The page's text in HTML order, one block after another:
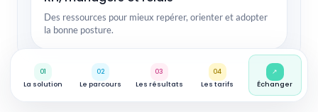
01
La solution
02
Le parcours
03
Les résultats
04
Les tarifs
↗
Échanger
Des ressources pour mieux repérer, orienter et adopter
la bonne posture.